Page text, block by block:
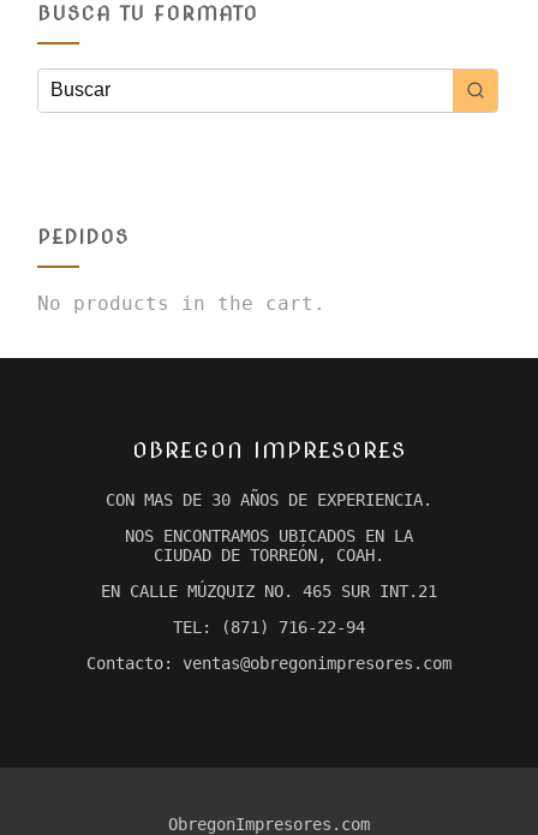
BUSCA TU FORMATO
PEDIDOS
No products in the cart.
OBREGON IMPRESORES
CON MAS DE 30 AÑOS DE EXPERIENCIA.
NOS ENCONTRAMOS UBICADOS EN LA
CIUDAD DE TORREÓN, COAH.
EN CALLE MÚZQUIZ NO. 465 SUR INT.21
TEL: (871) 716-22-94
Contacto: ventas@obregonimpresores.com
ObregonImpresores.com